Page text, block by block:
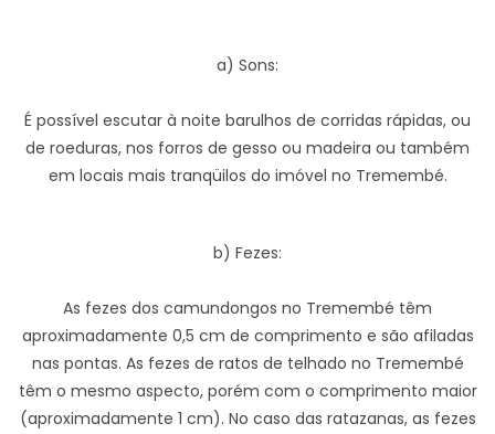
a) Sons:
É possível escutar à noite barulhos de corridas rápidas, ou
de roeduras, nos forros de gesso ou madeira ou também
em locais mais tranqüilos do imóvel no Tremembé.
b) Fezes:
As fezes dos camundongos no Tremembé têm
aproximadamente 0,5 cm de comprimento e são afiladas
nas pontas. As fezes de ratos de telhado no Tremembé
têm o mesmo aspecto, porém com o comprimento maior
(aproximadamente 1 cm). No caso das ratazanas, as fezes